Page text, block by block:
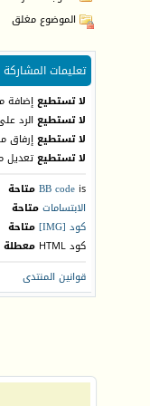
الموضوع مغلق
تعليمات المشاركة
لا تستطيعإضافة
لا تستطيع الرد
لا تستطيعإرفاق
لا تستطيعتعديل
BB code is
متاحة
الابتساماتمتاحة
كود [IMG]
متاحة
كود HTML
معطلة
قوانين المنتدى